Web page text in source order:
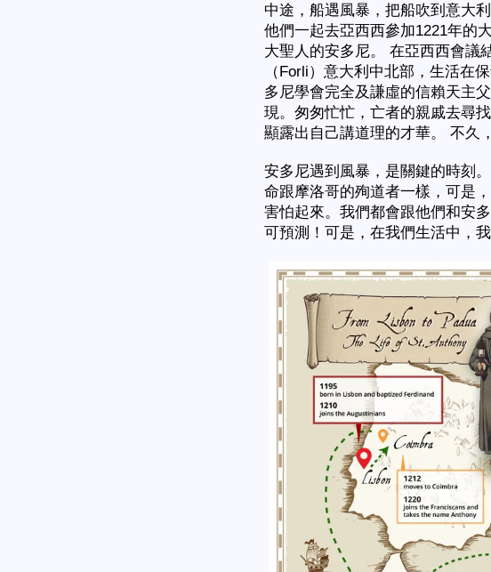
中途，船遇風暴，把船吹到意大
他們一起去亞西西參加1221年的
大聖人的安多尼。 在亞西西會議
（Forli）意大利中北部，生活在
多尼學會完全及謙虛的信賴天主
現。匆匆忙忙，亡者的親戚去尋
顯露出自己講道理的才華。 不久
安多尼遇到風暴，是關鍵的時刻
命跟摩洛哥的殉道者一樣，可是
害怕起來。我們都會跟他們和安
可預測！可是，在我們生活中，